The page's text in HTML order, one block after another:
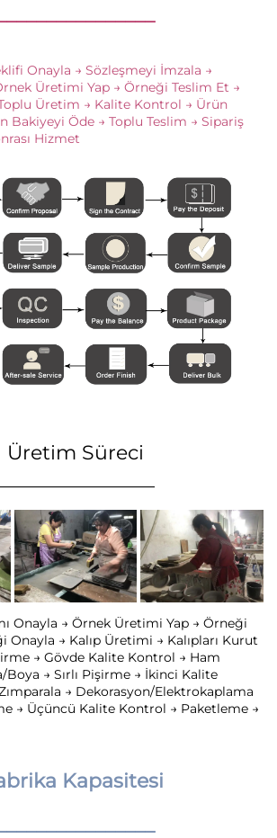
Onayla → Sözleşmeyi İmzala →
Üretimi Yap → Örneği Teslim Et →
Üretim → Kalite Kontrol → Ürün
Bakiyeyi Öde → Toplu Teslim → Sipariş
Hizmet
Üretim Süreci
Onayla → Örnek Üretimi Yap → Örneği
Onayla → Kalıp Üretimi → Kalıpları Kurut
→ Gövde Kalite Kontrol → Ham
Boya → Sırlı Pişirme → İkinci Kalite
→ Dekorasyon/Elektrokaplama
→ Üçüncü Kalite Kontrol → Paketleme →
Kapasitesi